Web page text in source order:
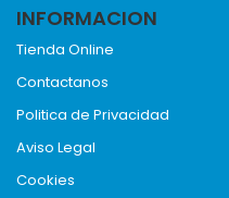
INFORMACION
Tienda Online
Contactanos
Politica de Privacidad
Aviso Legal
Cookies